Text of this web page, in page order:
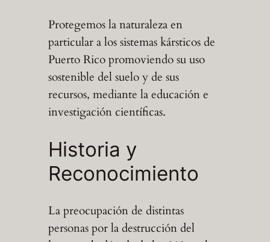
Protegemos la naturaleza en
particular a los sistemas kársticos de
Puerto Rico promoviendo su uso
sostenible del suelo y de sus
recursos, mediante la educación e
investigación científicas.
Historia y
Reconocimiento
La preocupación de distintas
personas por la destrucción del